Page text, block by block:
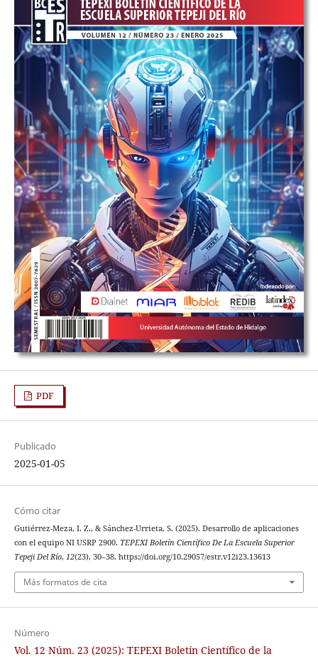
PDF
Publicado
2025-01-05
Cómo citar
Gutiérrez-Meza, I. Z., & Sánchez-Urrieta, S. (2025). Desarrollo de aplicaciones
con el equipo NI USRP 2900. TEPEXI Boletín Científico De La Escuela Superior
Tepeji Del Río, 12(23), 30–38. https://doi.org/10.29057/estr.v12i23.13613
Más formatos de cita
Número
Vol. 12 Núm. 23 (2025): TEPEXI Boletín Científico de la